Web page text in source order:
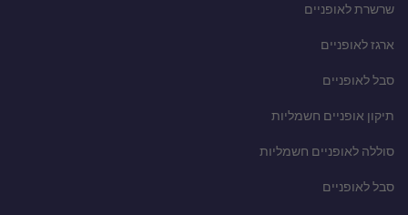
שרשרת לאופניים
ארגז לאופניים
סבל לאופניים
תיקון אופניים חשמליות
סוללה לאופניים חשמליות
סבל לאופניים